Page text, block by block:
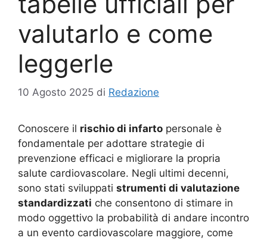
valutarlo e come
leggerle
10 Agosto 2025 di Redazione
Conoscere il rischio di infarto personale è
fondamentale per adottare strategie di
prevenzione efficaci e migliorare la propria
salute cardiovascolare. Negli ultimi decenni,
sono stati sviluppati strumenti di valutazione
standardizzati che consentono di stimare in
modo oggettivo la probabilità di andare incontro
a un evento cardiovascolare maggiore, come